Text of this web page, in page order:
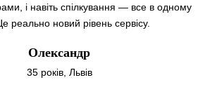
починають знайомитись ще до заходу.
в чат, знаходять партнерів. Після події
Це дуже цінно.